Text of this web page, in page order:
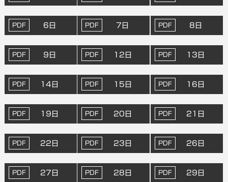
6日 7日 8日
9日 12日 13日
14日 15日 16日
19日 20日 21日
22日 23日 26日
27日 28日 29日